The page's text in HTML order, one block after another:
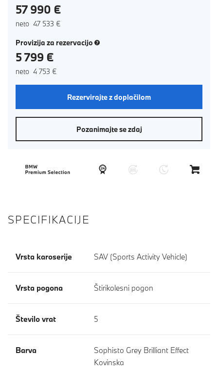
57 990 €
neto 47 533 €
Provizija za rezervacijo (novo okno)
5 799 €
neto 4 753 €
Rezervirajte z doplačilom
Pozanimajte se zdaj
SPECIFIKACIJE
Vrsta karoserije SAV (Sports Activity Vehicle)
Vrsta pogona Štirikolesni pogon
Število vrat 5
Barva
Sophisto Grey Brilliant Effect
Kovinska